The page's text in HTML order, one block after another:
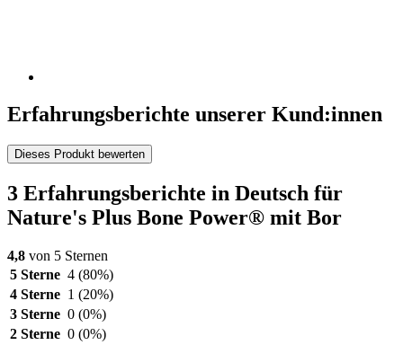
Erfahrungsberichte unserer Kund:innen
Dieses Produkt bewerten
3 Erfahrungsberichte in Deutsch für
Nature's Plus Bone Power® mit Bor
4,8 von 5 Sternen
5 Sterne 4 (80%)
4 Sterne 1 (20%)
3 Sterne 0 (0%)
2 Sterne 0 (0%)